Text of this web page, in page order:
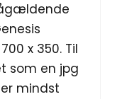
x 350. Til
som en jpg
mindst